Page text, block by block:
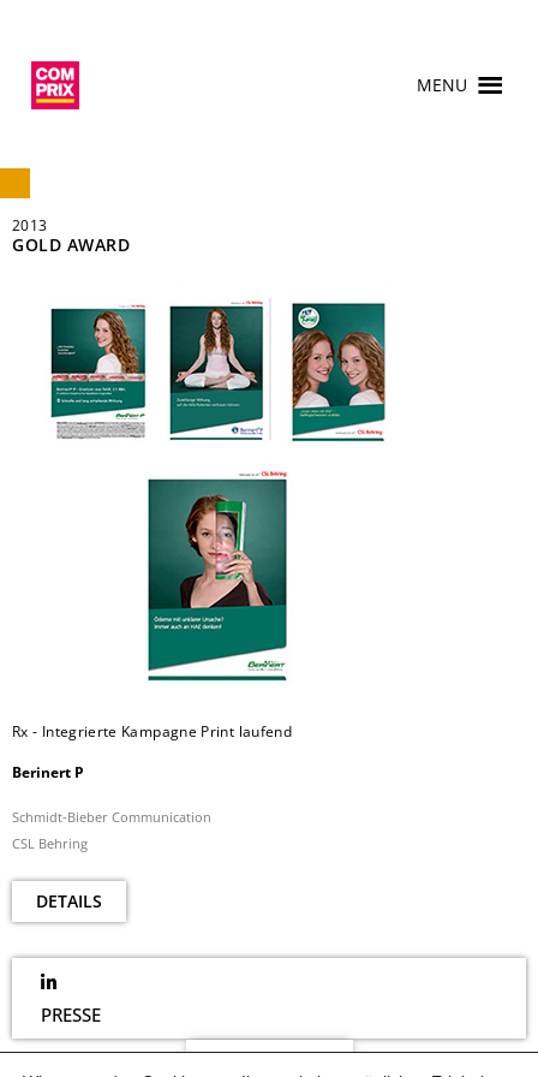
MENU
2013
GOLD AWARD
Rx - Integrierte Kampagne Print laufend
Berinert P
Schmidt-Bieber Communication
CSL Behring
DETAILS
PRESSE